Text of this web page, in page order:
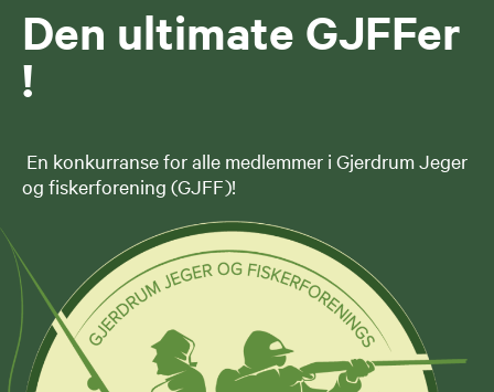
Den ultimate GJFFer
!
En konkurranse for alle medlemmer i Gjerdrum Jeger
og fiskerforening (GJFF)!